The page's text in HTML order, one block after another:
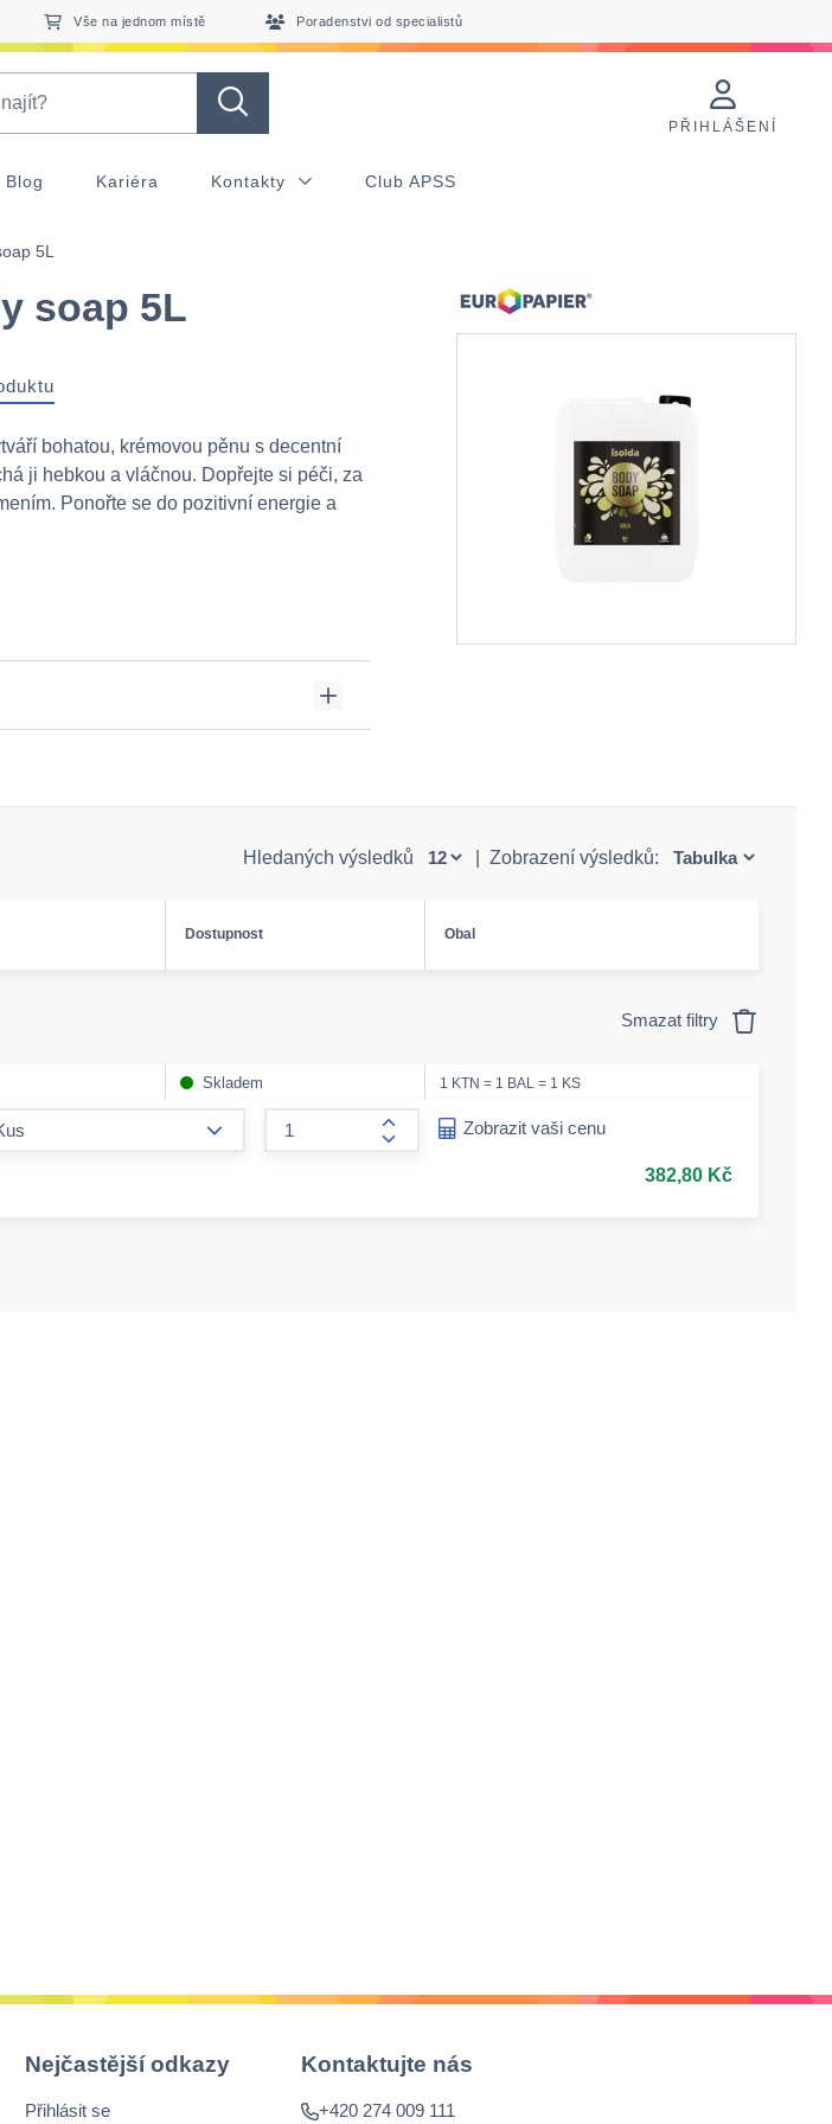
Vše na jednom místě Poradenstvi od specialistů
PŘIHLÁŠENÍ
Blog Kariéra Kontakty Club APSS
5L
soap 5L
bohatou, krémovou pěnu s decentní
ji hebkou a vláčnou. Dopřejte si péči, za
Ponořte se do pozitivní energie a
Hledaných výsledků Zobrazení výsledků:
Dostupnost Obal
Smazat filtry
Skladem 1 KTN = 1 BAL = 1 KS
form.increase-amount
Zobrazit vaši cenu
382,80 Kč
Nejčastější odkazy
Přihlásit se
Kontaktujte nás
+420 274 009 111